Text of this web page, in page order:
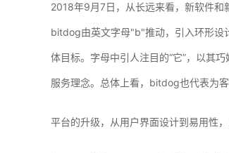
2018年9月7日，从长远来看，新软件和
bitdog由英文字母"b"推动，引入环形设
体目标。字母中引人注目的“它”，以其
服务理念。总体上看，bitdog也代表为
平台的升级，从用户界面设计到易用性